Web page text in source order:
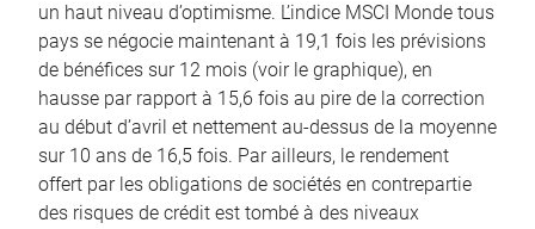
un haut niveau d’optimisme. L’indice MSCI Monde tous
pays se négocie maintenant à 19,1 fois les prévisions
de bénéfices sur 12 mois (voir le graphique), en
hausse par rapport à 15,6 fois au pire de la correction
au début d’avril et nettement au-dessus de la moyenne
sur 10 ans de 16,5 fois. Par ailleurs, le rendement
offert par les obligations de sociétés en contrepartie
des risques de crédit est tombé à des niveaux